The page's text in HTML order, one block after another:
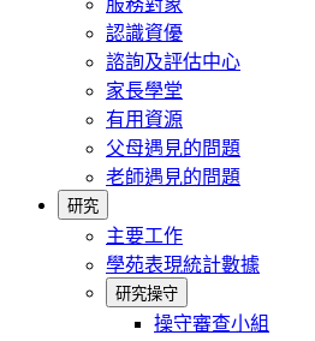
服務對象
認識資優
諮詢及評估中心
家長學堂
有用資源
父母遇見的問題
老師遇見的問題
研究
主要工作
學苑表現統計數據
研究操守
操守審查小組